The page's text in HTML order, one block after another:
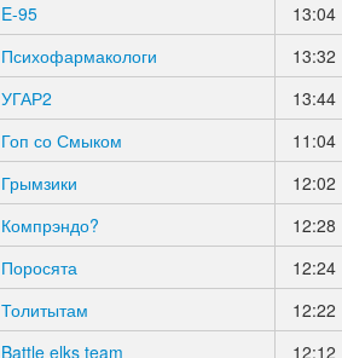
E-95
13:04
Психофармакологи
13:32
УГАР2
13:44
Гоп со Смыком
11:04
Грымзики
12:02
Компрэндо?
12:28
Поросята
12:24
Толитытам
12:22
Battle elks team 12:12